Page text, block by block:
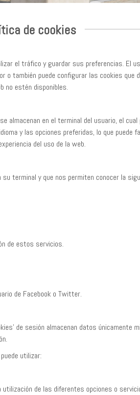
de cookies
el tráfico y guardar sus preferencias. El
o también puede configurar las cookies que
no estén disponibles.
en el terminal del usuario, el
y las opciones preferidas, lo que
del uso de la web.
terminal y que nos permiten conocer la
de estos servicios.
de Facebook o Twitter.
de sesión almacenan datos únicamente
utilizar:
de las diferentes opciones o